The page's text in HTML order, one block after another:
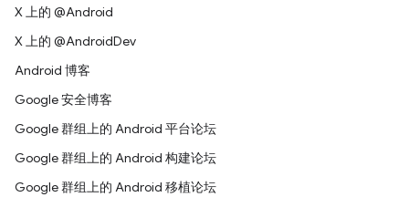
X 上的 @Android
X 上的 @AndroidDev
Android 博客
Google 安全博客
Google 群组上的 Android 平台论坛
Google 群组上的 Android 构建论坛
Google 群组上的 Android 移植论坛